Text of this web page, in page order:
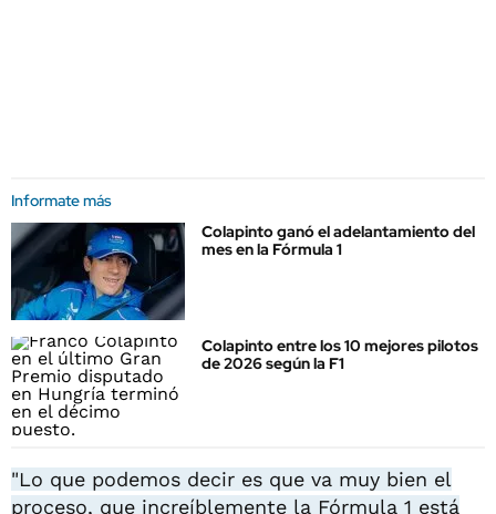
Informate más
Colapinto ganó el adelantamiento del
mes en la Fórmula 1
Colapinto entre los 10 mejores pilotos
de 2026 según la F1
"Lo que podemos decir es que va muy bien el
proceso, que increíblemente la Fórmula 1 está